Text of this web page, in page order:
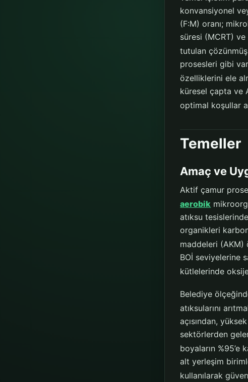
konvansiyonel
(F:M) oranı;
süresi (MCRT)
tutulan
prosesleri gibi
özelliklerini ele
küresel çapta ve
optimal koşullar
Temeller
Amaç ve
Aktif çamur
aerobik
atıksu
organikleri
maddeleri (AKM)
BOİ seviyelerine
kütlelerinde
Belediye
atıksularını
açısından,
sektörlerden
boyaların %95’e
alt yerleşim
kullanılarak